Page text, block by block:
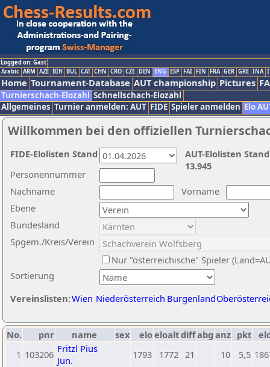
Logged on: Gast
Arabic ARM AZE BIH BUL CAT CHN CRO CZE DEN ENG ESP FAI FIN FRA GER GRE INA
Home Tournament-Database AUT championship Pictures
Turnierschach-Elozahl Schnellschach-Elozahl
Allgemeines Turnier anmelden: AUT FIDE Spieler anmelden Elo
Willkommen bei den offiziellen
Nachname
Vorname
Ebene
Sortierung
Personennummer
Bundesland
Spgem./Kreis/Verein
Nur "österreichische" Spieler
Vereinslisten:Wien Niederösterreich Burgenland
AUT-Elolisten
13.945
FIDE-Elolisten Stand
No. pnr name sex eloeloaltdiffabg anz pkt
1 103206 Fritzl Pius
Jun.
1793 1772 21 10 5,5